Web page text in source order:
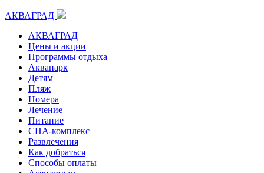
АКВАГРАД
АКВАГРАД
Цены и акции
Программы отдыха
Аквапарк
Детям
Пляж
Номера
Лечение
Питание
СПА-комплекс
Развлечения
Как добраться
Способы оплаты